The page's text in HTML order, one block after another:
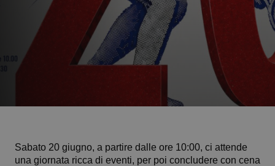
Sabato 20 giugno, a partire dalle ore 10:00, ci attende
una giornata ricca di eventi, per poi concludere con cena